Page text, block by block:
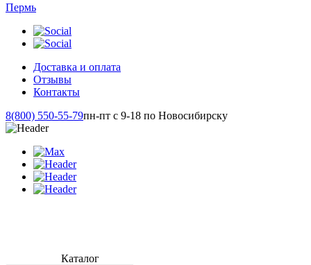
Пермь
Доставка и оплата
Отзывы
Контакты
8(800) 550-55-79пн-пт с 9-18 по Новосибирску
Каталог